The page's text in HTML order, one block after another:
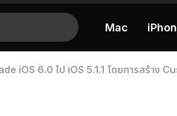
Mac
iOS 6.0 ไป iOS 5.1.1 โดยการสร้าง